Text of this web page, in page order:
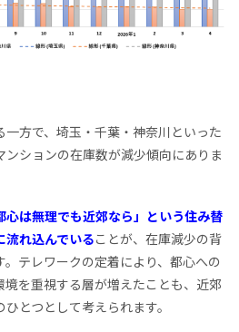
方で、埼玉・千葉・神奈川といった
ションの在庫数が減少傾向にありま
心は無理でも近郊なら」という住み替
流れ込んでいることが、在庫減少の背
テレワークの定着により、都心への
を重視する層が増えたことも、近郊
とつとして考えられます。